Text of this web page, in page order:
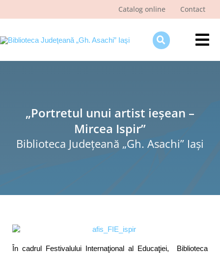
Catalog online Contact
Ştiri şi evenimente
Programe şi proiecte
Interes public
„Portretul unui artist ieșean –
Mircea Ispir”
Biblioteca Judeţeană „Gh. Asachi” Iaşi
În cadrul Festivalului Internaţional al Educaţiei, Biblioteca